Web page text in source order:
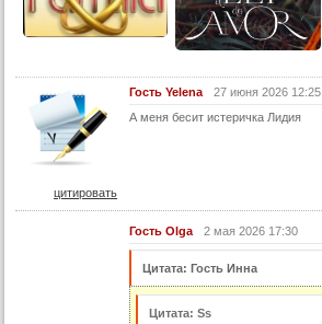
28 серия
30 серия
31 серия
32 серия
34 серия
Гость Yelena
27 июня 2026 12:25
А меня бесит истеричка Лидия
цитировать
Гость Olga 2 мая 2026 17:30
Цитата: Гость Инна
Цитата: Ss